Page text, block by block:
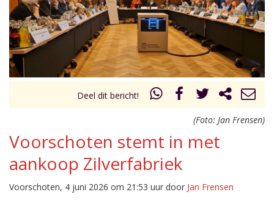
Inklappen
Deel dit bericht!
(Foto: Jan Frensen)
Voorschoten stemt in met
aankoop Zilverfabriek
Voorschoten, 4 juni 2026 om 21:53 uur door Jan Frensen